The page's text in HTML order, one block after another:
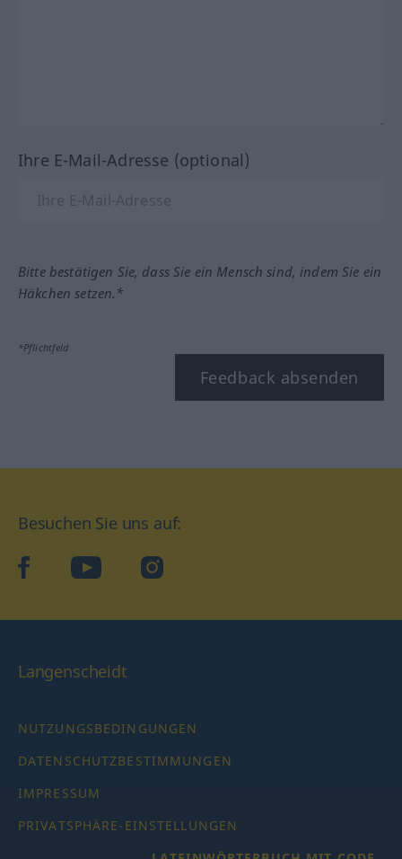
Ihre E-Mail-Adresse (optional)
Bitte bestätigen Sie, dass Sie ein Mensch sind, indem Sie ein
Häkchen setzen.*
*Pflichtfeld
Feedback absenden
Besuchen Sie uns auf:
facebookYouTube Instagram
Langenscheidt
NUTZUNGSBEDINGUNGEN
DATENSCHUTZBESTIMMUNGEN
IMPRESSUM
PRIVATSPHÄRE-EINSTELLUNGEN